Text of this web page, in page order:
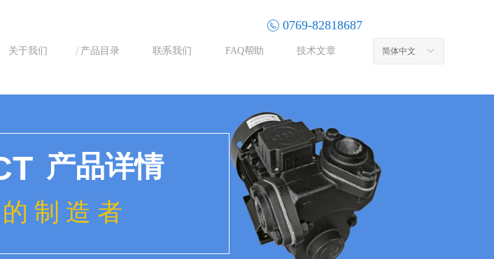
0769-82818687
关于我们 产品目录 联系我们 FAQ帮助 技术文章 ꀅ
简体中文
ControlType:productSlideBind Error:未将对象引用设置到对象的实例。
制 造 者
产品详情